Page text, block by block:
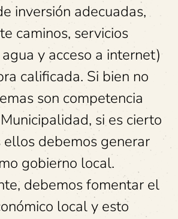
inversión adecuadas,
caminos, servicios
y acceso a internet)
calificada. Si bien no
son competencia
si es cierto
debemos generar
gobierno local.
debemos fomentar el
local y esto